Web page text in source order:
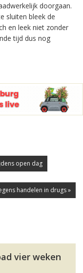
doorgaan.
sluiten bleek de
en leek niet zonder
tijd dus nog
open dag
handelen in drugs »
vier weken